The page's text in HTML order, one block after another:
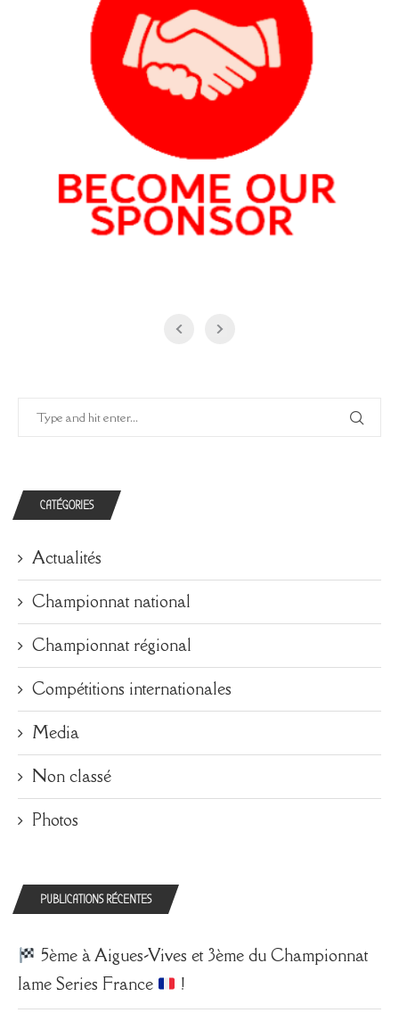
CATÉGORIES
Actualités
Championnat national
Championnat régional
Compétitions internationales
Media
Non classé
Photos
PUBLICATIONS RÉCENTES
5ème à Aigues-Vives et 3ème du Championnat
Iame Series France
!